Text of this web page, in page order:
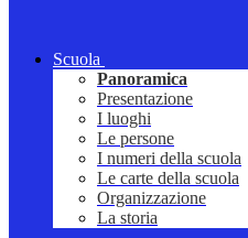
Scuola
Panoramica
Presentazione
I luoghi
Le persone
I numeri della scuola
Le carte della scuola
Organizzazione
La storia